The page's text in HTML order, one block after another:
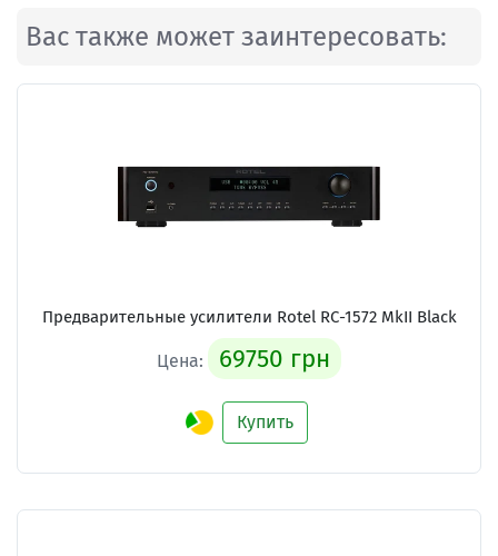
Вас также может заинтересовать:
Предварительные усилители Rotel RC-1572 MkII Black
Цена: 69750 грн
Купить